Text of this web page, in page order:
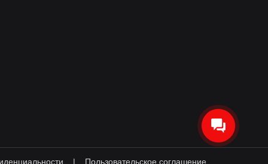
| Пользовательское соглашение